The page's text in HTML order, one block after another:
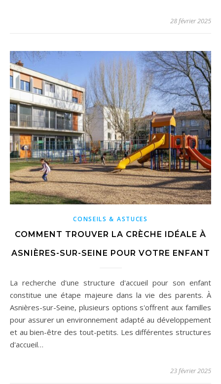
28 février 2025
CONSEILS & ASTUCES
COMMENT TROUVER LA CRÈCHE IDÉALE À
ASNIÈRES-SUR-SEINE POUR VOTRE ENFANT
La recherche d'une structure d'accueil pour son enfant
constitue une étape majeure dans la vie des parents. À
Asnières-sur-Seine, plusieurs options s'offrent aux familles
pour assurer un environnement adapté au développement
et au bien-être des tout-petits. Les différentes structures
d'accueil…
23 février 2025